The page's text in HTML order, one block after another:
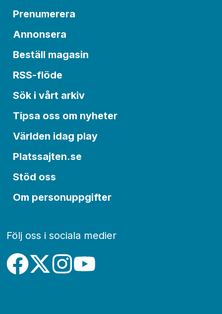
Prenumerera
Annonsera
Beställ magasin
RSS-flöde
Sök i vårt arkiv
Tipsa oss om nyheter
Världen idag play
Platssajten.se
Stöd oss
Om personuppgifter
Följ oss i sociala medier